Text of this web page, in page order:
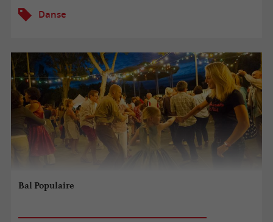
Danse
Bal Populaire